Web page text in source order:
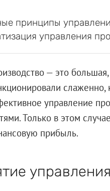
принципы
управления
— это
слаженно,
управление
Только в этом
прибыль.